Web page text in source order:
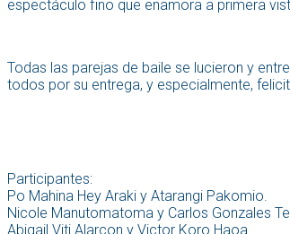
espectáculo fino que enamora a primera
Todas las parejas de baile se lucieron y
todos por su entrega, y especialmente,
Participantes:
Po Mahina Hey Araki y Atarangi Pakomio.
Nicole Manutomatoma y Carlos Gonzales
Abigail Viti Alarcon y Victor Koro Haoa.